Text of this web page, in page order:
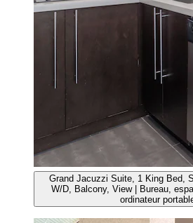
Grand Jacuzzi Suite, 1 King Bed,
W/D, Balcony, View | Bureau,
ordinateur